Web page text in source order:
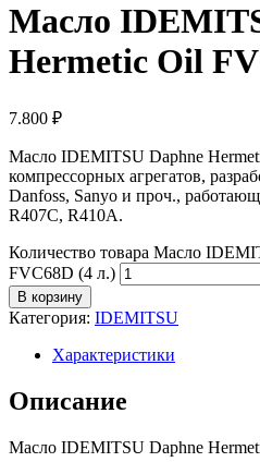
Масло
Hermetic Oil
7.800 ₽
Масло IDEMITSU Daphne
компрессорных агрегатов,
Danfoss, Sanyo и проч.,
R407C, R410A.
Количество товара Масло
FVC68D (4 л.)
В корзину
Категория: IDEMITSU
Характеристики
Описание
Масло IDEMITSU Daphne